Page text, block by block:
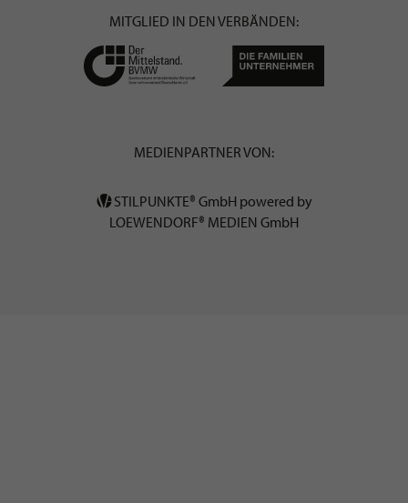
MITGLIED IN DEN VERBÄNDEN:
MEDIENPARTNER VON:
STILPUNKTE® GmbH powered by
LOEWENDORF® MEDIEN GmbH